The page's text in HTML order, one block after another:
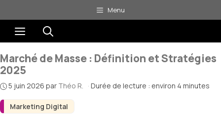
au
contenu
Menu
Menu
Marketing Digital
Marché de Masse : Définition et Stratégies
2025
5 juin 2026 par Théo R. · Durée de lecture : environ 4 minutes